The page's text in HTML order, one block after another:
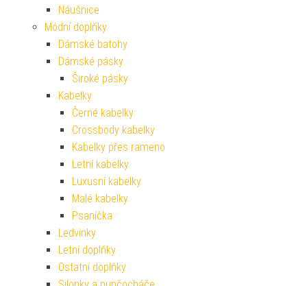
Náušnice
Módní doplňky
Dámské batohy
Dámské pásky
Široké pásky
Kabelky
Černé kabelky
Crossbody kabelky
Kabelky přes rameno
Letní kabelky
Luxusní kabelky
Malé kabelky
Psaníčka
Ledvinky
Letní doplňky
Ostatní doplňky